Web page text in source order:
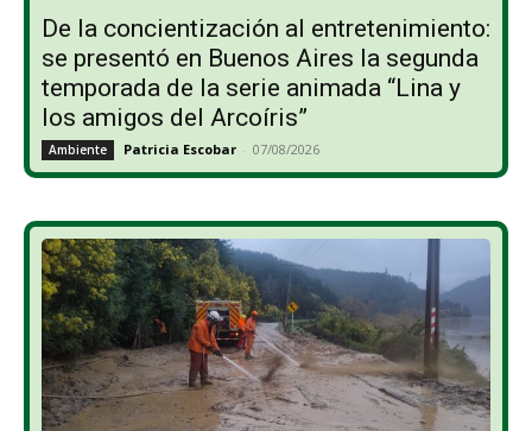
De la concientización al entretenimiento:
se presentó en Buenos Aires la segunda
temporada de la serie animada “Lina y
los amigos del Arcoíris”
Ambiente Patricia Escobar - 07/08/2026